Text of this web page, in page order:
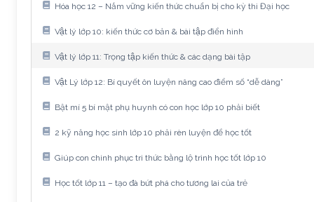
Hóa học 12 – Nắm vững kiến thức chuẩn bị cho kỳ thi Đại học
Vật lý lớp 10: kiến thức cơ bản & bài tập điển hình
Vật lý lớp 11: Trọng tập kiến thức & các dạng bài tập
Vật Lý lớp 12: Bí quyết ôn luyện nâng cao điểm số “dễ dàng”
Bật mí 5 bí mật phụ huynh có con học lớp 10 phải biết
2 kỹ năng học sinh lớp 10 phải rèn luyện để học tốt
Giúp con chinh phục tri thức bằng lộ trình học tốt lớp 10
Học tốt lớp 11 – tạo đà bứt phá cho tương lai của trẻ